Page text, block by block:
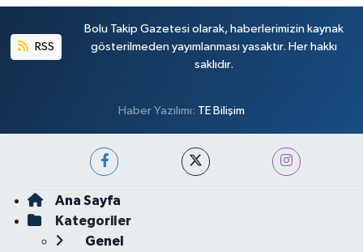
RSS
Bolu Takip Gazetesi olarak, haberlerimizin kaynak
gösterilmeden yayımlanması yasaktır. Her hakkı
saklıdır.
Haber Yazılımı: TE Bilişim
Ana Sayfa
Kategoriler
Genel